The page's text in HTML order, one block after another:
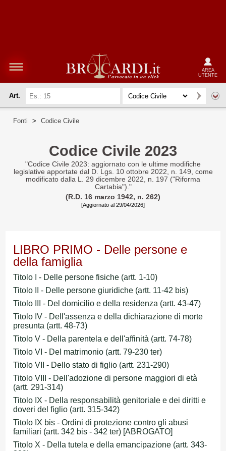
AREA
UTENTE
Art.
Fonti > Codice Civile
Codice Civile 2023
"Codice Civile 2023: aggiornato con le ultime modifiche
legislative apportate dal D. Lgs. 10 ottobre 2022, n. 149, come
modificato dalla L. 29 dicembre 2022, n. 197 ("Riforma
Cartabia")."
(R.D. 16 marzo 1942, n. 262)
[Aggiornato al 29/04/2026]
LIBRO PRIMO - Delle persone e
della famiglia
Titolo I - Delle persone fisiche (artt. 1-10)
Titolo II - Delle persone giuridiche (artt. 11-42 bis)
Titolo III - Del domicilio e della residenza (artt. 43-47)
Titolo IV - Dell'assenza e della dichiarazione di morte
presunta (artt. 48-73)
Titolo V - Della parentela e dell'affinità (artt. 74-78)
Titolo VI - Del matrimonio (artt. 79-230 ter)
Titolo VII - Dello stato di figlio (artt. 231-290)
Titolo VIII - Dell'adozione di persone maggiori di età
(artt. 291-314)
Titolo IX - Della responsabilità genitoriale e dei diritti e
doveri del figlio (artt. 315-342)
Titolo IX bis - Ordini di protezione contro gli abusi
familiari (artt. 342 bis - 342 ter) [ABROGATO]
Titolo X - Della tutela e della emancipazione (artt. 343-